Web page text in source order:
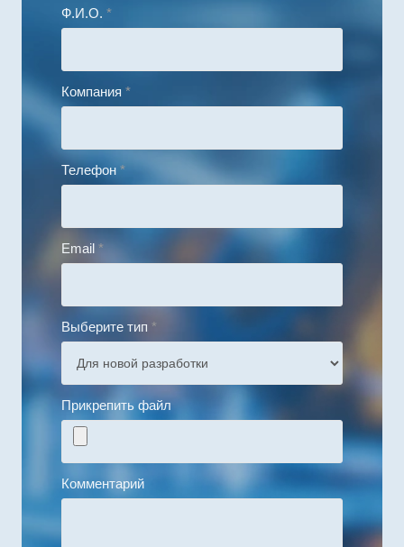
Ф.И.О. *
Компания *
Телефон *
Email *
Выберите тип *
Прикрепить файл
Комментарий